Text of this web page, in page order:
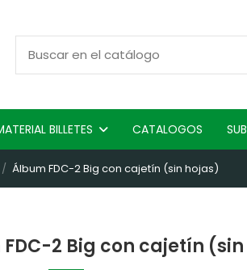
BILLETES CATALOGOS
Álbum FDC-2 Big con cajetín (sin hojas)
2 Big con cajetín